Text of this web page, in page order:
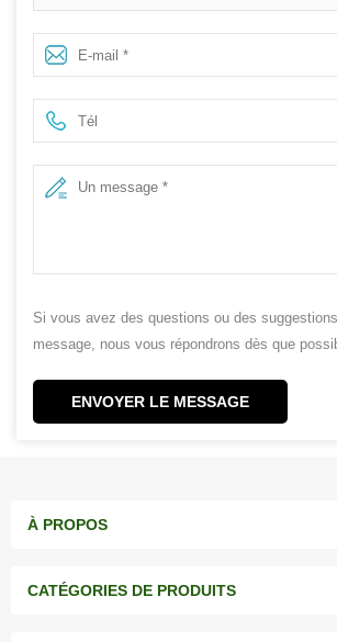
décorés de bougeoirs en céramique de
Si vous avez des questions ou des
message, nous vous répondrons dès que
ENVOYER LE MESSAGE
À PROPOS
CATÉGORIES DE PRODUITS